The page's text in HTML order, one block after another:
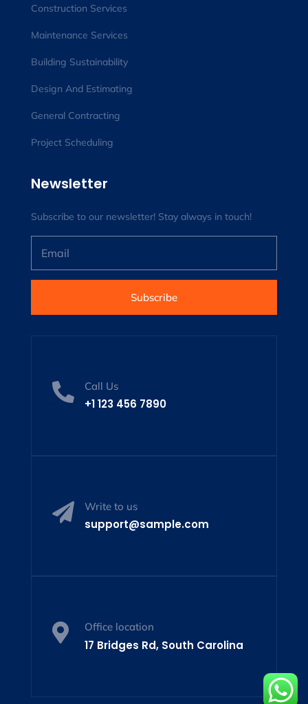
Construction Services
Maintenance Services
Building Sustainability
Design And Estimating
General Contracting
Project Scheduling
Newsletter
Subscribe to our newsletter! Stay always in touch!
Subscribe
 Call Us
+1 123 456 7890
 Write to us
support@sample.com
 Office location
17 Bridges Rd, South Carolina